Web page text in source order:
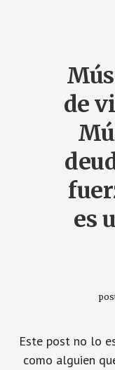
de
es
Este post no lo
como alguien